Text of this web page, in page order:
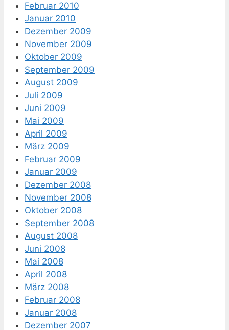
Februar 2010
Januar 2010
Dezember 2009
November 2009
Oktober 2009
September 2009
August 2009
Juli 2009
Juni 2009
Mai 2009
April 2009
März 2009
Februar 2009
Januar 2009
Dezember 2008
November 2008
Oktober 2008
September 2008
August 2008
Juni 2008
Mai 2008
April 2008
März 2008
Februar 2008
Januar 2008
Dezember 2007